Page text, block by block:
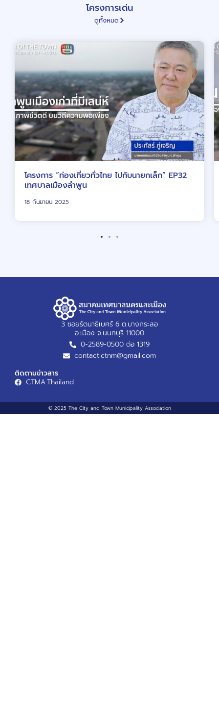
โครงการเด่น
ดูทั้งหมด
โครงการ “ท่องเที่ยวทั่วไทย ไปกับนายกเล็ก” EP32
เทศบาลเมืองลำพูน
18 กันยายน 2025
3 ซอยรัตนาธิเบศร์ 6 ต.บางกระสอ
อ.เมือง จ.นนทบุรี 11000
0-2589-0500 ต่อ 1319
contact.ctnm@gmail.com
ติดตามข่าวสาร
CTMA.Thailand
© 2025 The City and Town Municipality Association